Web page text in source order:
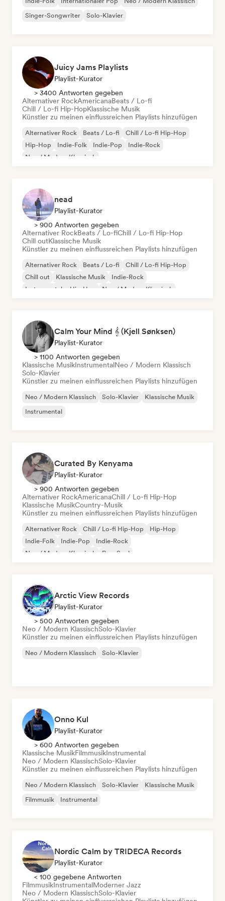
Singer-Songwriter
Solo-Klavier
Juicy Jams Playlists
Playlist-Kurator
> 3400 Antworten gegeben
Alternativer RockAmericanaBeats / Lo-fi
Chill / Lo-fi Hip-HopKlassische Musik
Künstler zu meinen einflussreichen Playlists hinzufügen
Alternativer Rock Beats / Lo-fi
Chill / Lo-fi Hip-Hop
Hip-Hop
Indie-Folk Indie-Pop
Indie-Rock
Neo / Modern Klassisch
nead
Playlist-Kurator
> 900 Antworten gegeben
Alternativer RockBeats / Lo-fiChill / Lo-fi Hip-Hop
Chill outKlassische Musik
Künstler zu meinen einflussreichen Playlists hinzufügen
Alternativer Rock Beats / Lo-fi
Chill / Lo-fi Hip-Hop
Chill out
Klassische Musik
Indie-Rock
Instrumentaler Hip-Hop
Neo / Modern Klassisch
Calm Your Mind 𝄞 (Kjell Sønksen)
Playlist-Kurator
> 1100 Antworten gegeben
Klassische MusikInstrumentalNeo / Modern Klassisch
Solo-Klavier
Künstler zu meinen einflussreichen Playlists hinzufügen
Neo / Modern Klassisch Solo-Klavier
Klassische Musik
Instrumental
Curated By Kenyama
Playlist-Kurator
> 900 Antworten gegeben
Alternativer RockAmericanaChill / Lo-fi Hip-Hop
Klassische MusikCountry-Musik
Künstler zu meinen einflussreichen Playlists hinzufügen
Alternativer Rock Chill / Lo-fi Hip-Hop
Hip-Hop
Indie-Folk
Indie-Pop
Indie-Rock
Neo / Modern Klassisch
Pop-Soul
Arctic View Records
Playlist-Kurator
> 500 Antworten gegeben
Neo / Modern KlassischSolo-Klavier
Künstler zu meinen einflussreichen Playlists hinzufügen
Neo / Modern Klassisch Solo-Klavier
Onno Kul
Playlist-Kurator
> 600 Antworten gegeben
Klassische MusikFilmmusikInstrumental
Neo / Modern KlassischSolo-Klavier
Künstler zu meinen einflussreichen Playlists hinzufügen
Neo / Modern Klassisch Solo-Klavier
Klassische Musik
Filmmusik
Instrumental
Nordic Calm by TRIDECA Records
Playlist-Kurator
< 100 gegebene Antworten
FilmmusikInstrumentalModerner Jazz
Neo / Modern KlassischSolo-Klavier